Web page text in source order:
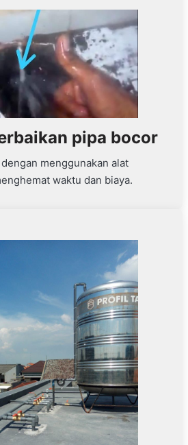
pipa bocor
menggunakan alat
waktu dan biaya.